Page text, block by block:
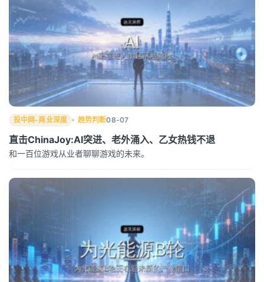
投中网-商业深度 趋势判断08-07
直击ChinaJoy:AI突进、老外涌入、乙女热钱不退
和一百位游戏从业者聊聊游戏的未来。